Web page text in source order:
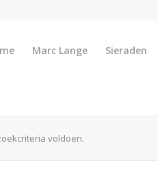
Marc Lange Sieraden
voldoen.